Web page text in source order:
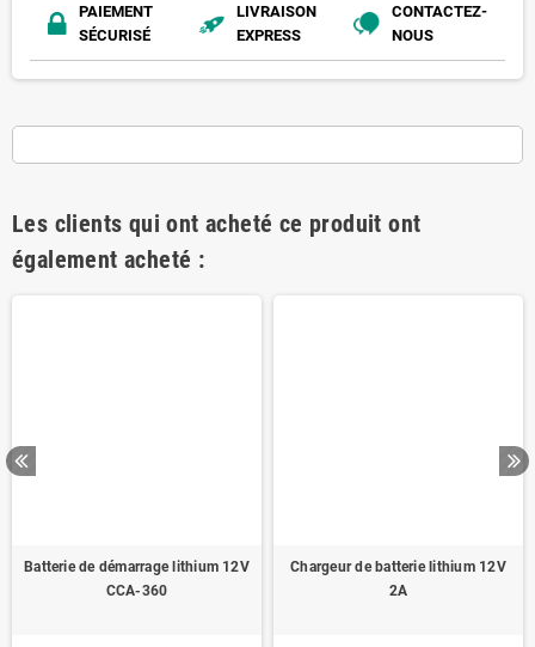
PAIEMENT
SÉCURISÉ
LIVRAISON
EXPRESS
CONTACTEZ-
NOUS
Les clients qui ont acheté ce produit ont
également acheté :
Batterie de démarrage lithium 12V
CCA-360
Chargeur de batterie lithium 12V
2A